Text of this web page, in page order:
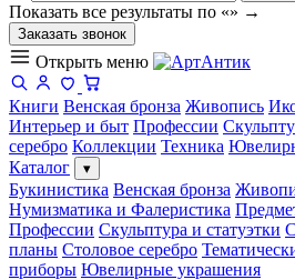
Показать все результаты по «» →
Заказать звонок
Открыть меню
Книги Венская бронза Живопись
Интерьер и быт Профессии
серебро Коллекции Техника
Каталог
▾
Букинистика Венская бронза
Нумизматика и Фалеристика
Профессии Скульптура и статуэтки
планы Столовое серебро
приборы Ювелирные украшения